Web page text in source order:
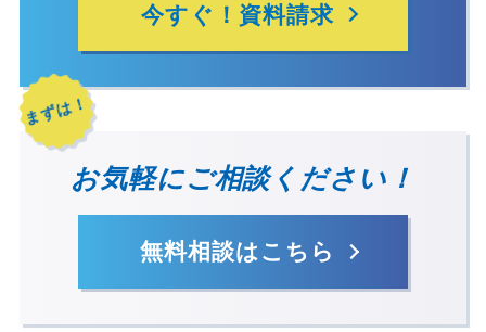
今すぐ！資料請求
まずは！
お気軽にご相談ください！
無料相談はこちら